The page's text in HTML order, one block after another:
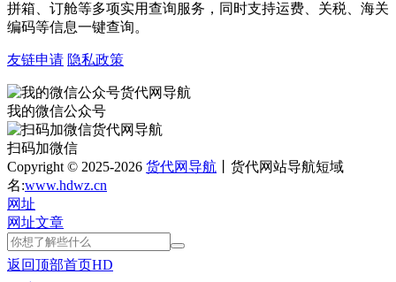
拼箱、订舱等多项实用查询服务，同时支持运费、关税、海关
编码等信息一键查询。
友链申请 隐私政策
我的微信公众号
扫码加微信
Copyright © 2025-2026 货代网导航 丨货代网站导航短域
名:www.hdwz.cn
网址
网址文章
返回顶部首页HD